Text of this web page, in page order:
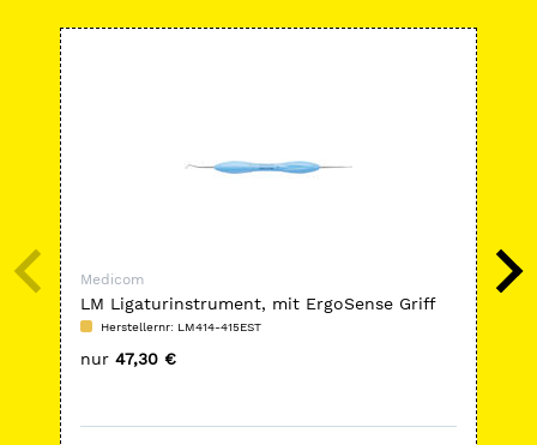
Medicom
LM Ligaturinstrument, mit ErgoSense Griff
und RFID-Chip
Herstellernr: LM414-415EST
nur 47,30 €